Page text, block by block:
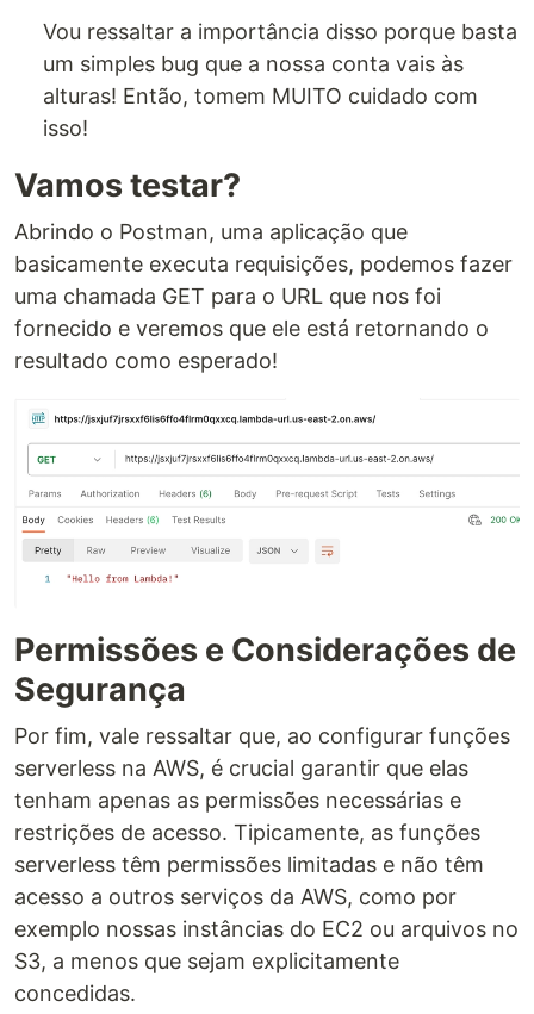
Vou ressaltar a importância disso porque basta
um simples bug que a nossa conta vais às
alturas! Então, tomem MUITO cuidado com
isso!
Vamos testar?
Abrindo o Postman, uma aplicação que
basicamente executa requisições, podemos fazer
uma chamada GET para o URL que nos foi
fornecido e veremos que ele está retornando o
resultado como esperado!
Permissões e Considerações de
Segurança
Por fim, vale ressaltar que, ao configurar funções
serverless na AWS, é crucial garantir que elas
tenham apenas as permissões necessárias e
restrições de acesso. Tipicamente, as funções
serverless têm permissões limitadas e não têm
acesso a outros serviços da AWS, como por
exemplo nossas instâncias do EC2 ou arquivos no
S3, a menos que sejam explicitamente
concedidas.